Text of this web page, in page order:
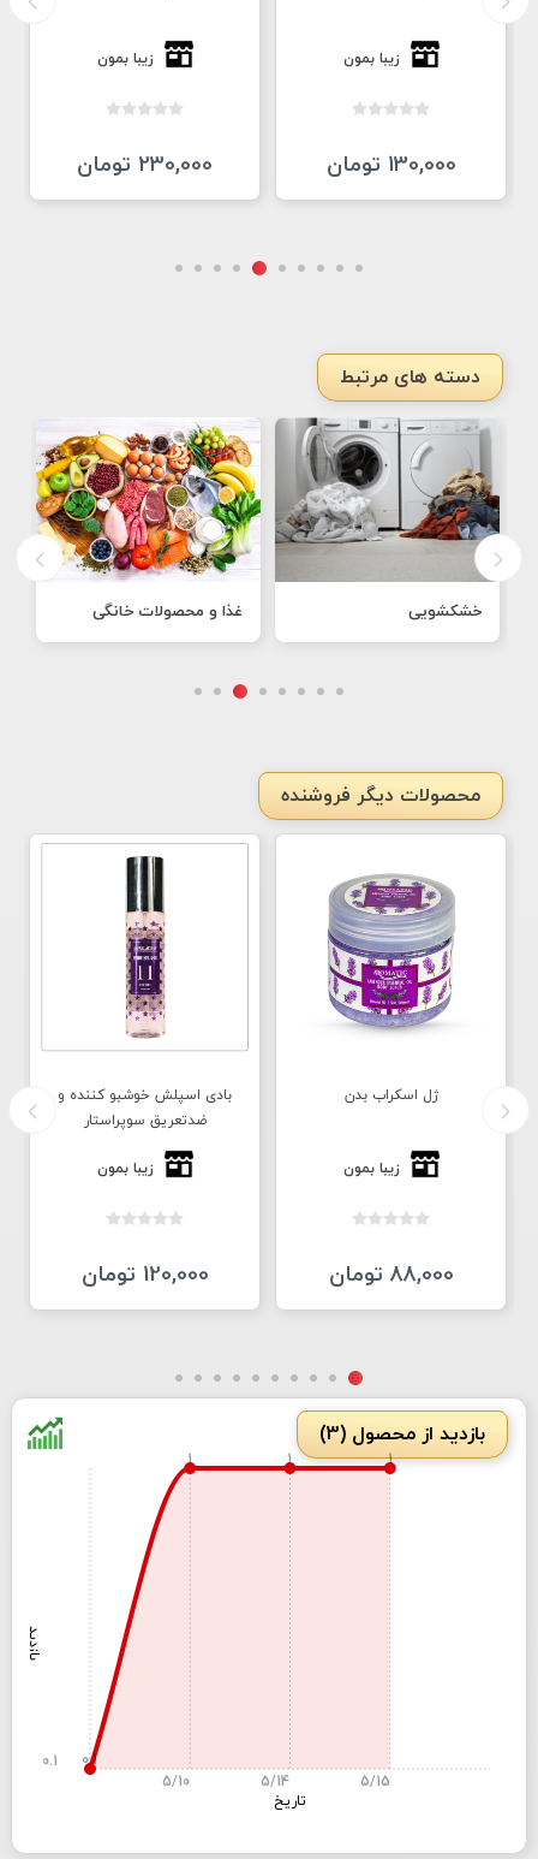
زیبا بمون
130,000 تومان
زیبا بمون
230,000 تومان
دسته های مرتبط
خشکشویی غذا و محصولات خانگی
محصولات دیگر فروشنده
ژل اسکراب بدن
زیبا بمون
88,000 تومان
بادی اسپلش خوشبو کننده و
ضدتعریق سوپراستار
زیبا بمون
120,000 تومان
بازدید از محصول (3)
بازدید
تاریخ
0.1
1 1 1
5/10 5/14 5/15
0.1